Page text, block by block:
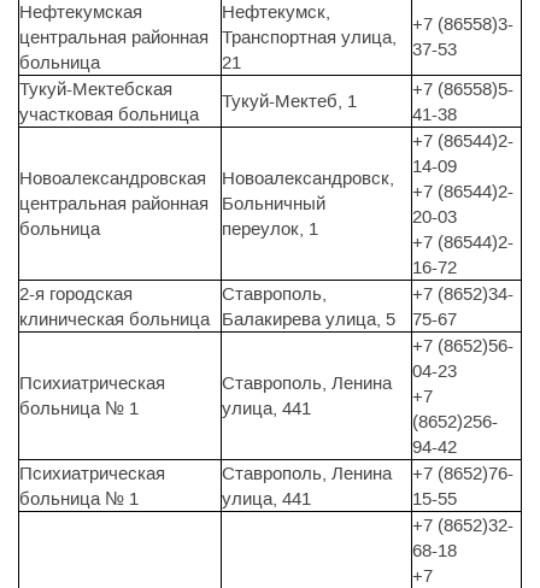
Нефтекумская
центральная районная
больница
Нефтекумск,
Транспортная улица,
21
+7 (86558)3-
37-53
Тукуй-Мектебская
участковая больница
Тукуй-Мектеб, 1
+7 (86558)5-
41-38
Новоалександровская
центральная районная
больница
Новоалександровск,
Больничный
переулок, 1
+7 (86544)2-
14-09
+7 (86544)2-
20-03
+7 (86544)2-
16-72
2-я городская
клиническая больница
Ставрополь,
Балакирева улица, 5
+7 (8652)34-
75-67
Психиатрическая
больница № 1
Ставрополь, Ленина
улица, 441
+7 (8652)56-
04-23
+7
(8652)256-
94-42
Психиатрическая
больница № 1
Ставрополь, Ленина
улица, 441
+7 (8652)76-
15-55
+7 (8652)32-
68-18
+7